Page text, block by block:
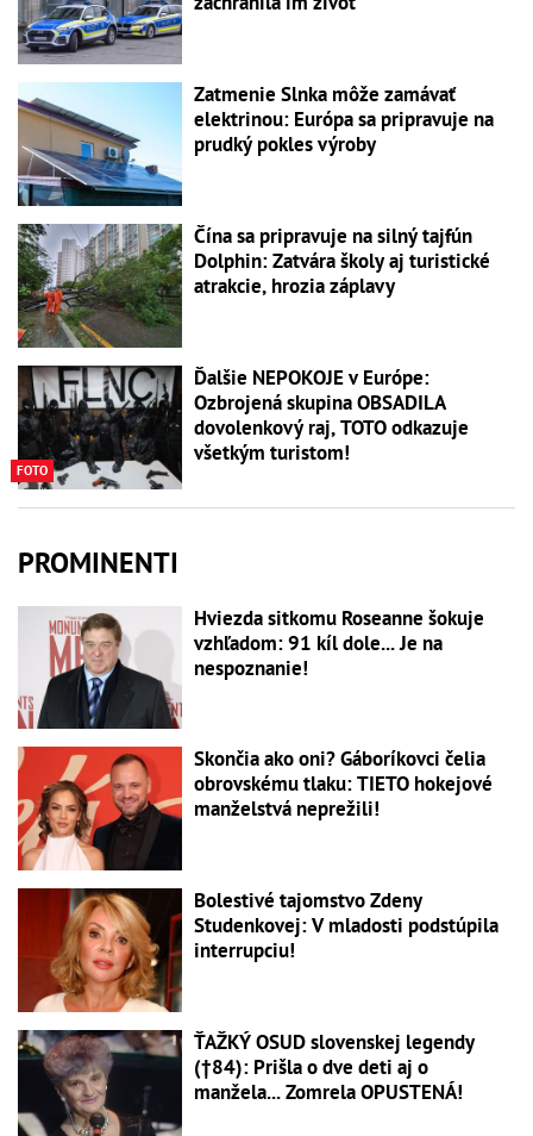
Zatmenie Slnka môže zamávať
elektrinou: Európa sa pripravuje na
prudký pokles výroby
Čína sa pripravuje na silný tajfún
Dolphin: Zatvára školy aj turistické
atrakcie, hrozia záplavy
FOTO
Ďalšie NEPOKOJE v Európe:
Ozbrojená skupina OBSADILA
dovolenkový raj, TOTO odkazuje
všetkým turistom!
PROMINENTI
Hviezda sitkomu Roseanne šokuje
vzhľadom: 91 kíl dole... Je na
nespoznanie!
Skončia ako oni? Gáboríkovci čelia
obrovskému tlaku: TIETO hokejové
manželstvá neprežili!
Bolestivé tajomstvo Zdeny
Studenkovej: V mladosti podstúpila
interrupciu!
ŤAŽKÝ OSUD slovenskej legendy
(†84): Prišla o dve deti aj o
manžela... Zomrela OPUSTENÁ!